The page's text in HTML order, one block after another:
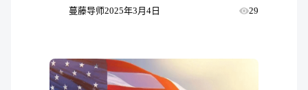
蔓藤导师2025年3月4日 29